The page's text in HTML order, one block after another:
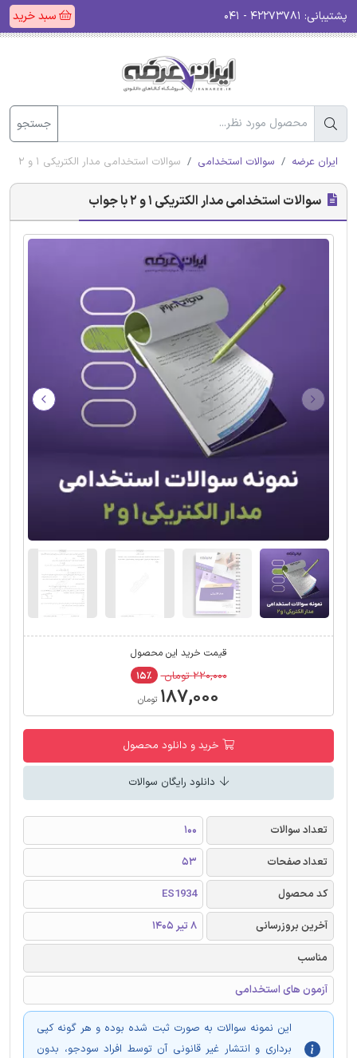
پشتیبانی: سبد خرید
جستجو
ایران عرضه سوالات استخدامی سوالات استخدامی مدار الکتریکی 1 و 2 با جواب
سوالات استخدامی مدار الکتریکی 1 و 2 با جواب
قیمت خرید این محصول
۲۲۰,۰۰۰ تومان ۱۵٪
۱۸۷,۰۰۰ تومان
خرید و دانلود محصول
دانلود رایگان سوالات
تعداد سوالات
100
تعداد صفحات
53
کد محصول
ES1934
آخرین بروزرسانی
8 تیر 1405
مناسب
آزمون های استخدامی
این نمونه سوالات به صورت ثبت شده بوده و هر گونه کپی
برداری و انتشار غیر قانونی آن توسط افراد سودجو، بدون